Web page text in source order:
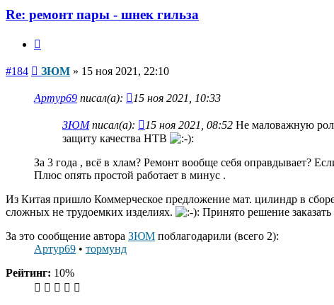
Re: ремонт пары - шнек гильза
#184 Сообщение
ЗЮМ » 15 ноя 2021, 22:10
Артур69 писал(а): 15 ноя 2021, 10:33
ЗЮМписал(а): 15 ноя 2021, 08:52 Не маловажную
защиту качества НТВ
За 3 года , всё в хлам? Ремонт вообще себя оправдывает?
Плюс опять простой работает в минус .
Из Китая пришло Коммерческое предложение мат. цилиндр в
сложных не трудоемких изделиях.
Принято решение
За это сообщение автора ЗЮМ поблагодарили (всего 2):
Артур69 • тормунд
Рейтинг: 10%